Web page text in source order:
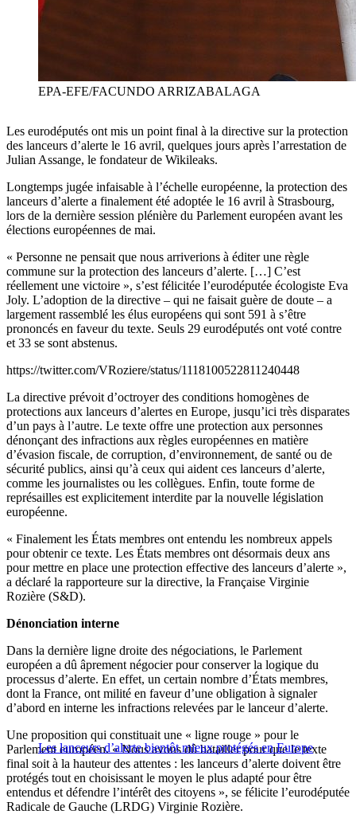
EPA-EFE/FACUNDO ARRIZABALAGA
Les eurodéputés ont mis un point final à la directive sur la protection
des lanceurs d’alerte le 16 avril, quelques jours après l’arrestation de
Julian Assange, le fondateur de Wikileaks.
Longtemps jugée infaisable à l’échelle européenne, la protection des
lanceurs d’alerte a finalement été adoptée le 16 avril à Strasbourg,
lors de la dernière session plénière du Parlement européen avant les
élections européennes de mai.
« Personne ne pensait que nous arriverions à éditer une règle
commune sur la protection des lanceurs d’alerte. […] C’est
réellement une victoire », s’est félicitée l’eurodéputée écologiste Eva
Joly. L’adoption de la directive – qui ne faisait guère de doute – a
largement rassemblé les élus européens qui sont 591 à s’être
prononcés en faveur du texte. Seuls 29 eurodéputés ont voté contre
et 33 se sont abstenus.
https://twitter.com/VRoziere/status/1118100522811240448
La directive prévoit d’octroyer des conditions homogènes de
protections aux lanceurs d’alertes en Europe, jusqu’ici très disparates
d’un pays à l’autre. Le texte offre une protection aux personnes
dénonçant des infractions aux règles européennes en matière
d’évasion fiscale, de corruption, d’environnement, de santé ou de
sécurité publics, ainsi qu’à ceux qui aident ces lanceurs d’alerte,
comme les journalistes ou les collègues. Enfin, toute forme de
représailles est explicitement interdite par la nouvelle législation
européenne.
« Finalement les États membres ont entendu les nombreux appels
pour obtenir ce texte. Les États membres ont désormais deux ans
pour mettre en place une protection effective des lanceurs d’alerte »,
a déclaré la rapporteure sur la directive, la Française Virginie
Rozière (S&D).
Dénonciation interne
Dans la dernière ligne droite des négociations, le Parlement
européen a dû âprement négocier pour conserver la logique du
processus d’alerte. En effet, un certain nombre d’États membres,
dont la France, ont milité en faveur d’une obligation à signaler
d’abord en interne les infractions relevées par le lanceur d’alerte.
Les lanceurs d’alerte bientôt mieux protégés en Europe
Une proposition qui constituait une « ligne rouge » pour le
Parlement européen. « Nous avons dû batailler pour que le texte
final soit à la hauteur des attentes : les lanceurs d’alerte doivent être
protégés tout en choisissant le moyen le plus adapté pour être
entendus et défendre l’intérêt des citoyens », se félicite l’eurodéputée
Radicale de Gauche (LRDG) Virginie Rozière.